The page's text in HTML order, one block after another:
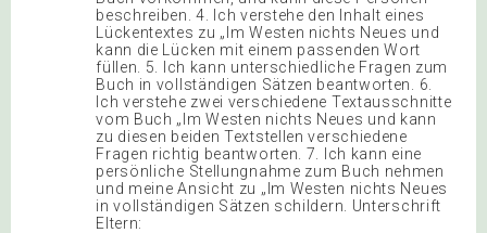
beschreiben. 4. Ich verstehe den Inhalt eines
Lückentextes zu „Im Westen nichts Neues und
kann die Lücken mit einem passenden Wort
füllen. 5. Ich kann unterschiedliche Fragen zum
Buch in vollständigen Sätzen beantworten. 6.
Ich verstehe zwei verschiedene Textausschnitte
vom Buch „Im Westen nichts Neues und kann
zu diesen beiden Textstellen verschiedene
Fragen richtig beantworten. 7. Ich kann eine
persönliche Stellungnahme zum Buch nehmen
und meine Ansicht zu „Im Westen nichts Neues
in vollständigen Sätzen schildern. Unterschrift
Eltern: